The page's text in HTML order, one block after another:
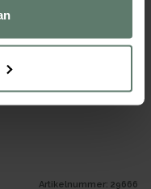
PBT 170°C -
Artikelnummer: 29666